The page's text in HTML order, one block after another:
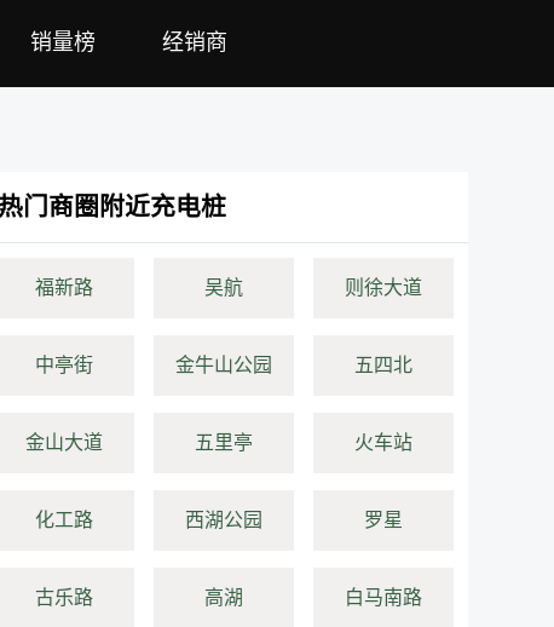
销量榜 经销商
热门商圈附近充电桩
福新路 吴航 则徐大道
中亭街 金牛山公园 五四北
金山大道 五里亭 火车站
化工路 西湖公园 罗星
古乐路 高湖 白马南路